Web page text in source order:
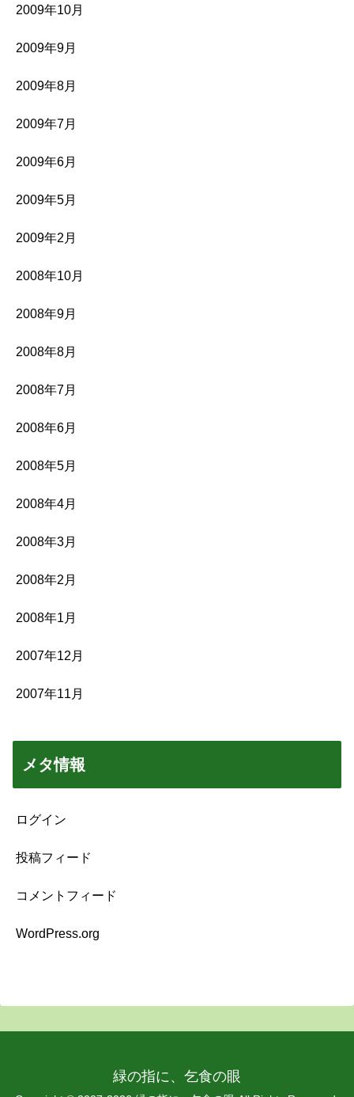
2009年10月
2009年9月
2009年8月
2009年7月
2009年6月
2009年5月
2009年2月
2008年10月
2008年9月
2008年8月
2008年7月
2008年6月
2008年5月
2008年4月
2008年3月
2008年2月
2008年1月
2007年12月
2007年11月
メタ情報
ログイン
投稿フィード
コメントフィード
WordPress.org
緑の指に、乞食の眼